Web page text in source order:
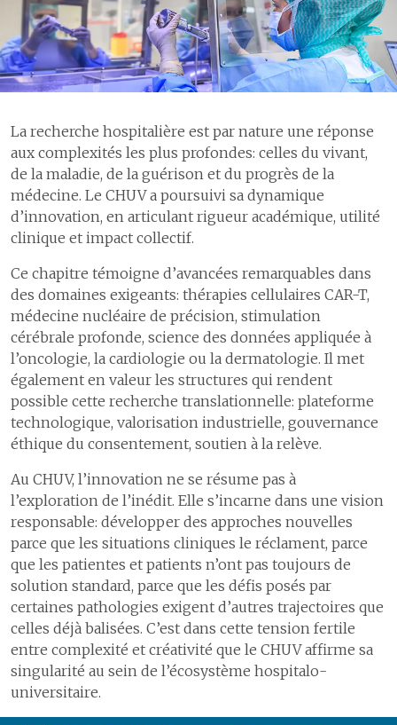
Collaboration entre proches
et professionnelles ou
professionnels de la santé
Partenariats au sein du
Réalisations au sein des
pôles d’expertises et
médecine hautement
spécialisée
Enseignement et
implication des
collaboratrices et
collaborateurs
Enseignement
Implication et
développement des
professionnelles et
professionnels
sécurité intégrée
4.2
Amélioration des processus
cliniques
4.3
Amélioration des
l’institution
5
Gouvernance et
organisation
5.1 Gouvernance
- Plan Impulsion
Ressources humaines
Responsabilité environnementale, sociale et
infrastructures
Environnement
Responsabilité sociétale
Recherche et innovation
Numérique et Culture
La recherche hospitalière est par nature une réponse
aux complexités les plus profondes: celles du vivant,
de la maladie, de la guérison et du progrès de la
médecine. Le CHUV a poursuivi sa dynamique
d’innovation, en articulant rigueur académique, utilité
clinique et impact collectif.
Ce chapitre témoigne d’avancées remarquables dans
des domaines exigeants: thérapies cellulaires CAR-T,
médecine nucléaire de précision, stimulation
cérébrale profonde, science des données appliquée à
l’oncologie, la cardiologie ou la dermatologie. Il met
également en valeur les structures qui rendent
possible cette recherche translationnelle: plateforme
technologique, valorisation industrielle, gouvernance
éthique du consentement, soutien à la relève.
Au CHUV, l’innovation ne se résume pas à
l’exploration de l’inédit. Elle s’incarne dans une vision
responsable: développer des approches nouvelles
parce que les situations cliniques le réclament, parce
que les patientes et patients n’ont pas toujours de
solution standard, parce que les défis posés par
certaines pathologies exigent d’autres trajectoires que
celles déjà balisées. C’est dans cette tension fertile
entre complexité et créativité que le CHUV affirme sa
singularité au sein de l’écosystème hospitalo-
universitaire.